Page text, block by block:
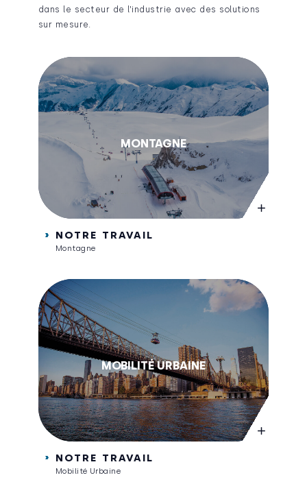
dans le secteur de l’industrie avec des solutions
sur mesure.
MONTAGNE
NOTRE TRAVAIL
Montagne
MOBILITÉ URBAINE
NOTRE TRAVAIL
Mobilité Urbaine